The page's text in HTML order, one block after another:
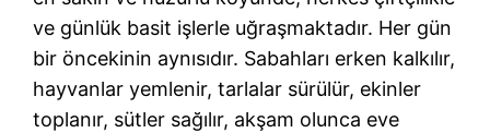
ve günlük basit işlerle uğraşmaktadır. Her gün
bir öncekinin aynısıdır. Sabahları erken kalkılır,
hayvanlar yemlenir, tarlalar sürülür, ekinler
toplanır, sütler sağılır, akşam olunca eve